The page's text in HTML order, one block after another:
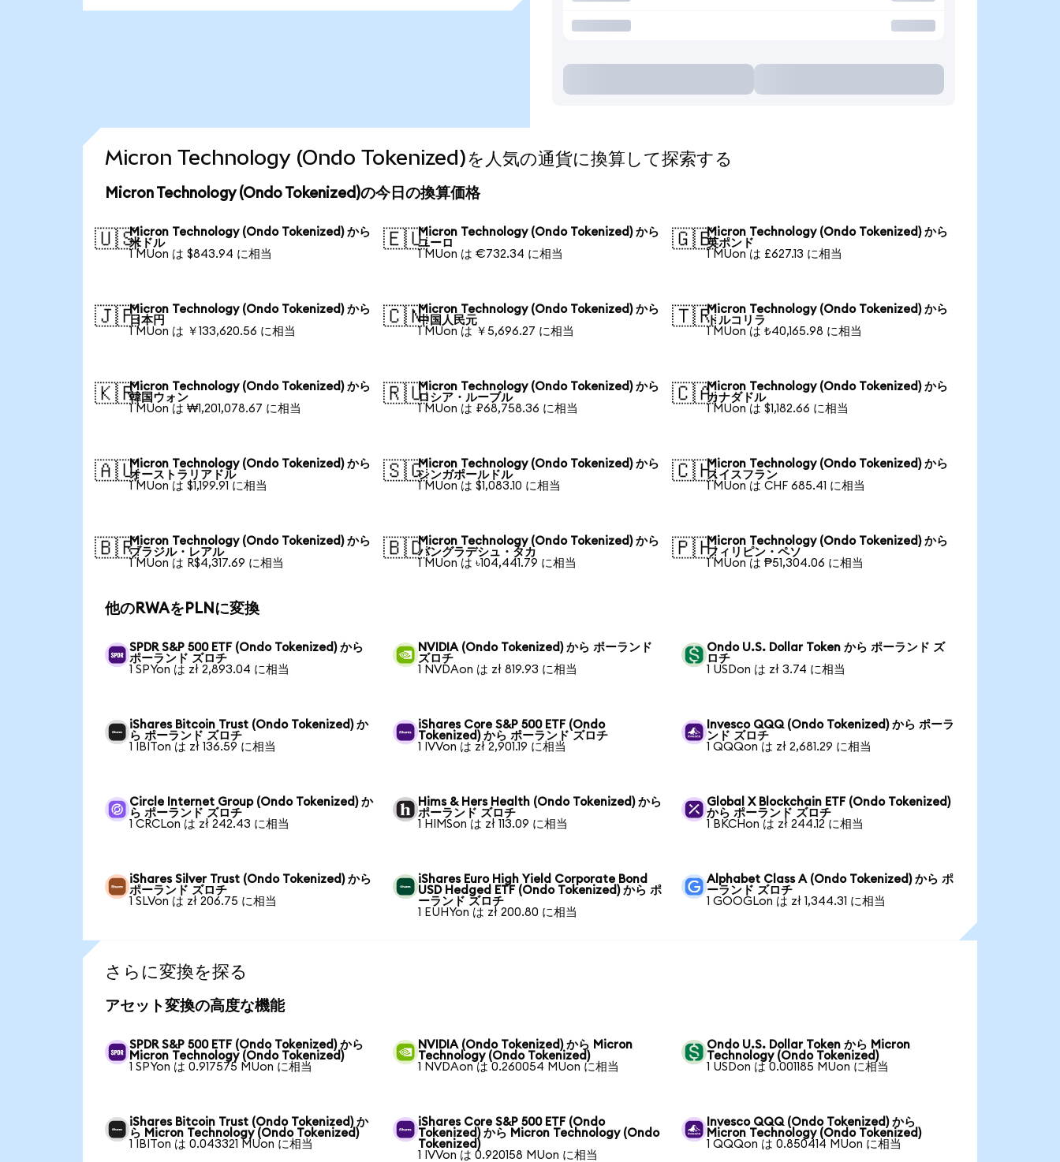
Micron Technology (Ondo Tokenized)を人気の通貨に換算して探索する
Micron Technology (Ondo Tokenized)の今日の換算価格
🇺🇸Micron Technology (Ondo Tokenized) から
米ドル
1 MUon は $843.94 に相当
🇪🇺Micron Technology (Ondo Tokenized) から
ユーロ
1 MUon は €732.34 に相当
🇬🇧Micron Technology (Ondo Tokenized) から
英ポンド
1 MUon は £627.13 に相当
🇯🇵Micron Technology (Ondo Tokenized) から
日本円
1 MUon は ￥133,620.56 に相当
🇨🇳Micron Technology (Ondo Tokenized) から
中国人民元
1 MUon は ￥5,696.27 に相当
🇹🇷Micron Technology (Ondo Tokenized) から
トルコリラ
1 MUon は ₺40,165.98 に相当
🇰🇷Micron Technology (Ondo Tokenized) から
韓国ウォン
1 MUon は ₩1,201,078.67 に相当
🇷🇺Micron Technology (Ondo Tokenized) から
ロシア・ルーブル
1 MUon は ₽68,758.36 に相当
🇨🇦Micron Technology (Ondo Tokenized) から
カナダドル
1 MUon は $1,182.66 に相当
🇦🇺Micron Technology (Ondo Tokenized) から
オーストラリアドル
1 MUon は $1,199.91 に相当
🇸🇬Micron Technology (Ondo Tokenized) から
シンガポールドル
1 MUon は $1,083.10 に相当
🇨🇭Micron Technology (Ondo Tokenized) から
スイスフラン
1 MUon は CHF 685.41 に相当
🇧🇷Micron Technology (Ondo Tokenized) から
ブラジル・レアル
1 MUon は R$4,317.69 に相当
🇧🇩Micron Technology (Ondo Tokenized) から
バングラデシュ・タカ
1 MUon は ৳104,441.79 に相当
🇵🇭Micron Technology (Ondo Tokenized) から
フィリピン・ペソ
1 MUon は ₱51,304.06 に相当
他のRWAをPLNに変換
SPDR S&P 500 ETF (Ondo Tokenized) から
ポーランド ズロチ
1 SPYon は zł 2,893.04 に相当
NVIDIA (Ondo Tokenized) から ポーランド
ズロチ
1 NVDAon は zł 819.93 に相当
Ondo U.S. Dollar Token から ポーランド ズ
ロチ
1 USDon は zł 3.74 に相当
iShares Bitcoin Trust (Ondo Tokenized) か
ら ポーランド ズロチ
1 IBITon は zł 136.59 に相当
iShares Core S&P 500 ETF (Ondo
Tokenized) から ポーランド ズロチ
1 IVVon は zł 2,901.19 に相当
Invesco QQQ (Ondo Tokenized) から ポーラ
ンド ズロチ
1 QQQon は zł 2,681.29 に相当
Circle Internet Group (Ondo Tokenized) か
ら ポーランド ズロチ
1 CRCLon は zł 242.43 に相当
Hims & Hers Health (Ondo Tokenized) から
ポーランド ズロチ
1 HIMSon は zł 113.09 に相当
Global X Blockchain ETF (Ondo Tokenized)
から ポーランド ズロチ
1 BKCHon は zł 244.12 に相当
iShares Silver Trust (Ondo Tokenized) から
ポーランド ズロチ
1 SLVon は zł 206.75 に相当
iShares Euro High Yield Corporate Bond
USD Hedged ETF (Ondo Tokenized) から ポ
ーランド ズロチ
1 EUHYon は zł 200.80 に相当
Alphabet Class A (Ondo Tokenized) から ポ
ーランド ズロチ
1 GOOGLon は zł 1,344.31 に相当
さらに変換を探る
アセット変換の高度な機能
SPDR S&P 500 ETF (Ondo Tokenized) から
Micron Technology (Ondo Tokenized)
1 SPYon は 0.917575 MUon に相当
NVIDIA (Ondo Tokenized) から Micron
Technology (Ondo Tokenized)
1 NVDAon は 0.260054 MUon に相当
Ondo U.S. Dollar Token から Micron
Technology (Ondo Tokenized)
1 USDon は 0.001185 MUon に相当
iShares Bitcoin Trust (Ondo Tokenized) か
ら Micron Technology (Ondo Tokenized)
1 IBITon は 0.043321 MUon に相当
iShares Core S&P 500 ETF (Ondo
Tokenized) から Micron Technology (Ondo
Tokenized)
1 IVVon は 0.920158 MUon に相当
Invesco QQQ (Ondo Tokenized) から
Micron Technology (Ondo Tokenized)
1 QQQon は 0.850414 MUon に相当